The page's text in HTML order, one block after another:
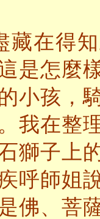
藏在得
是怎麼
小孩，
我在整
獅子上
呼師姐
佛、菩